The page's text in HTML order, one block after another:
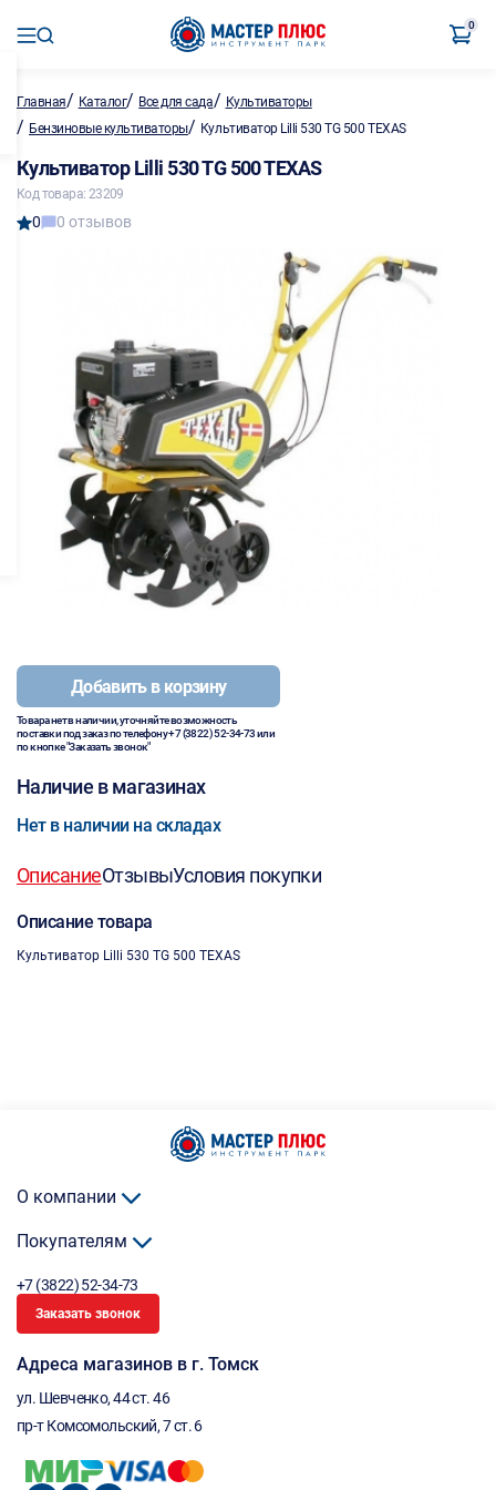
0
Главная/ Каталог/ Все для сада/ Культиваторы
/ Бензиновые культиваторы/ Культиватор Lilli 530 TG 500 TEXAS
Культиватор Lilli 530 TG 500 TEXAS
Код товара: 23209
0 0 отзывов
Добавить в корзину
Товара нет в наличии, уточняйте возможность
поставки под заказ по телефону+7 (3822) 52-34-73или
по кнопке "Заказать звонок"
Наличие в магазинах
Нет в наличии на складах
ОписаниеОтзывыУсловия покупки
Описание товара
Культиватор Lilli 530 TG 500 TEXAS
О компании
Покупателям
+7 (3822) 52-34-73
Заказать звонок
Адреса магазинов в г. Томск
ул. Шевченко, 44 ст. 46
пр-т Комсомольский, 7 ст. 6